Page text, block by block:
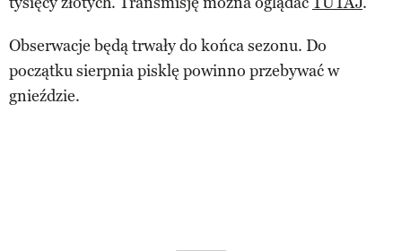
Obserwacje będą trwały do końca sezonu. Do
początku sierpnia pisklę powinno przebywać w
gnieździe.